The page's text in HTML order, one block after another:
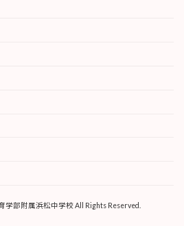
学部附属浜松中学校 All Rights Reserved.